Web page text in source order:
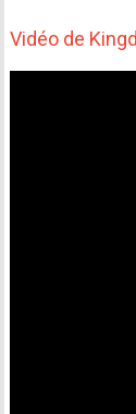
Vidéo de